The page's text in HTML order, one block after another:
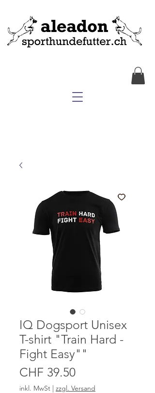
IQ Dogsport Unisex
T-shirt "Train Hard -
Fight Easy""
CHF 39.50Preis
inkl. MwSt | zzgl. Versand